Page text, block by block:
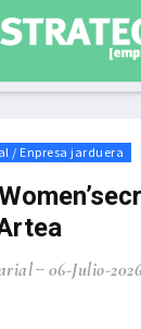
/ Enpresa jarduera
06-Julio-2026